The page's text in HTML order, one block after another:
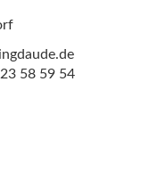
58 59 54